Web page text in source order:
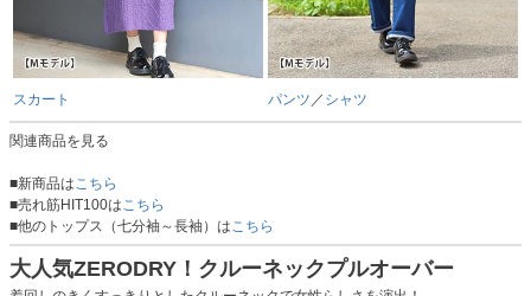
スカート パンツ ／ シャツ
関連商品を見る
■新商品はこちら
■売れ筋HIT100はこちら
■他のトップス（七分袖～長袖）はこちら
大人気ZERODRY！クルーネックプルオーバー